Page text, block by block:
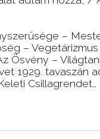
–
–
Ösvény –
1929. tavaszán
Csillagrendet…